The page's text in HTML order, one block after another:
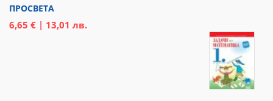
ПРОСВЕТА
6,65 € | 13,01 лв.